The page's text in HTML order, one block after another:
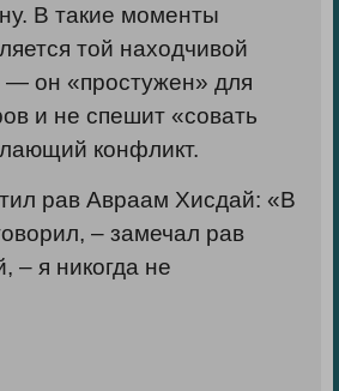
В такие моменты
той находчивой
— он «простужен» для
и не спешит «совать
конфликт.
рав Авраам Хисдай: «В
– замечал рав
– я никогда не